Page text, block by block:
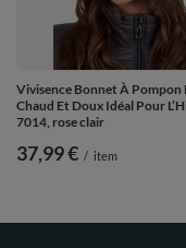
Vivisence Bonnet À Pompon
Chaud Et Doux Idéal Pour
7014, rose clair
37,99 € / item